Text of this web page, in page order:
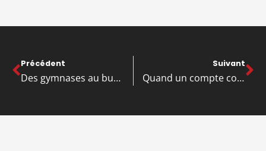
Précédent
Des gymnases au bureau : boostez la productivité avec le sport en entreprise
Suivant
Quand un compte courant tombe en désuétude : impacts pour l’entreprise